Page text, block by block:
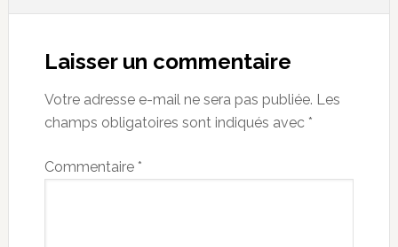
Interactions
Laisser un commentaire
Votre adresse e-mail ne sera pas publiée. Les
champs obligatoires sont indiqués avec *
Commentaire *